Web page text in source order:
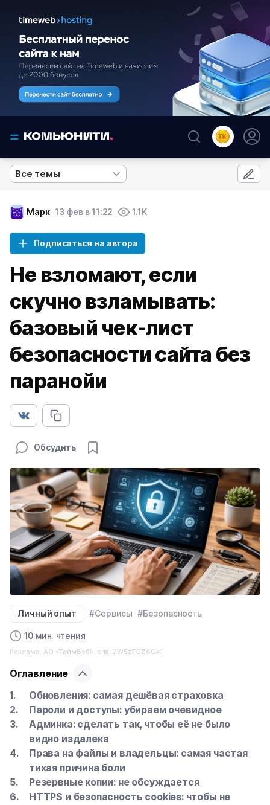
Все темы
Марк 13 фев в 11:22 1.1K
Подписаться на автора
Не взломают, если
скучно взламывать:
базовый чек-лист
безопасности сайта без
паранойи
Обсудить
Личный опыт #Сервисы #Безопасность
10 мин. чтения
Реклама. АО «ТаймВэб». erid: 2W5zFGZ6Gk1
Оглавление
Обновления: самая дешёвая страховка
Пароли и доступы: убираем очевидное
Админка: сделать так, чтобы её не было
видно издалека
Права на файлы и владельцы: самая частая
тихая причина боли
Резервные копии: не обсуждается
HTTPS и безопасность cookies: чтобы не